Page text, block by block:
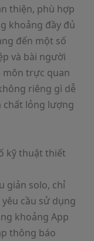
thiện, phù hợp
khoảng đầy đủ
đến một số
và bài người
môn trực quan
riêng gì dễ
chất lỏng lượng
kỹ thuật thiết
giản solo, chỉ
cầu sử dụng
khoảng App
thông báo